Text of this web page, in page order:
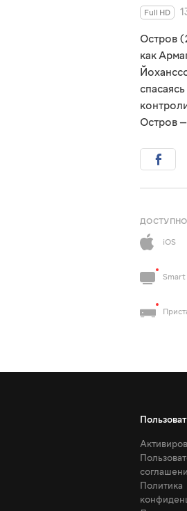
Full HD
Остров
как
Остров
iOS
Smart
Политика